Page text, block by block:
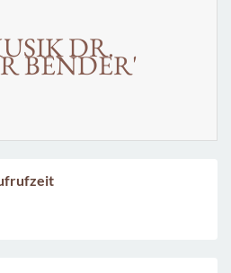
DR.
BENDER'